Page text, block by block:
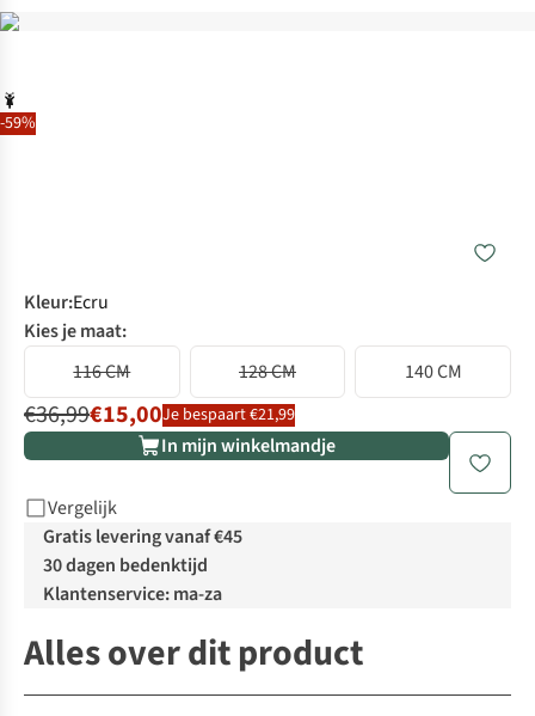
-59%
Kleur:Ecru
Kies je maat:
116 CM
128 CM 140 CM
€36,99€15,00Je bespaart €21,99
In mijn winkelmandje
Vergelijk
Gratis levering vanaf €45
30 dagen bedenktijd
Klantenservice: ma-za
Alles over dit product